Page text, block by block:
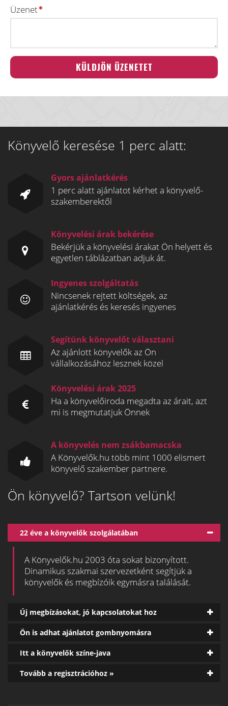
Üzenet
Könyvelő keresése 1 perc alatt:
Gyors ajánlatkérés
1 perc alatt ajánlatot kérhet a könyvelő-
szakemberektől
Könyvelési árak bekérése
Bekérjük a könyvelési árakat Ön helyett és
egyetlen táblázatban adjuk át.
Ingyenes szolgáltatás
Nincsenek rejtett költségek, az
ajánlatkérés és keresés ingyenes
Segítünk könyvelőt választani
Az ajánlott könyvelők az Ön
vállalkozásához lesznek közel
Könyvelési árak 2025
Ha a könyvelőiroda megadta az árait, azt
mi is megmutatjuk Önnek
A könyvelés nem zsákbamacska
A Könyvelők.hu több mint 1000 elismert
könyvelő szakember partnere.
Ön könyvelő? Tartson velünk!
22 éve a könyvelők szolgálatában
A Könyvelők.hu 2003 óta sokat bizonyított.
Dinamikus szakmai szervezetként segítjük a
könyvelők és megbízóik egymásra találását.
Új megbízásokat, jó kapcsolatokat hoz
Ön is adhat ajánlatot gombnyomásra
Itt a könyvelők színe-java
Tovább a regisztrációhoz »